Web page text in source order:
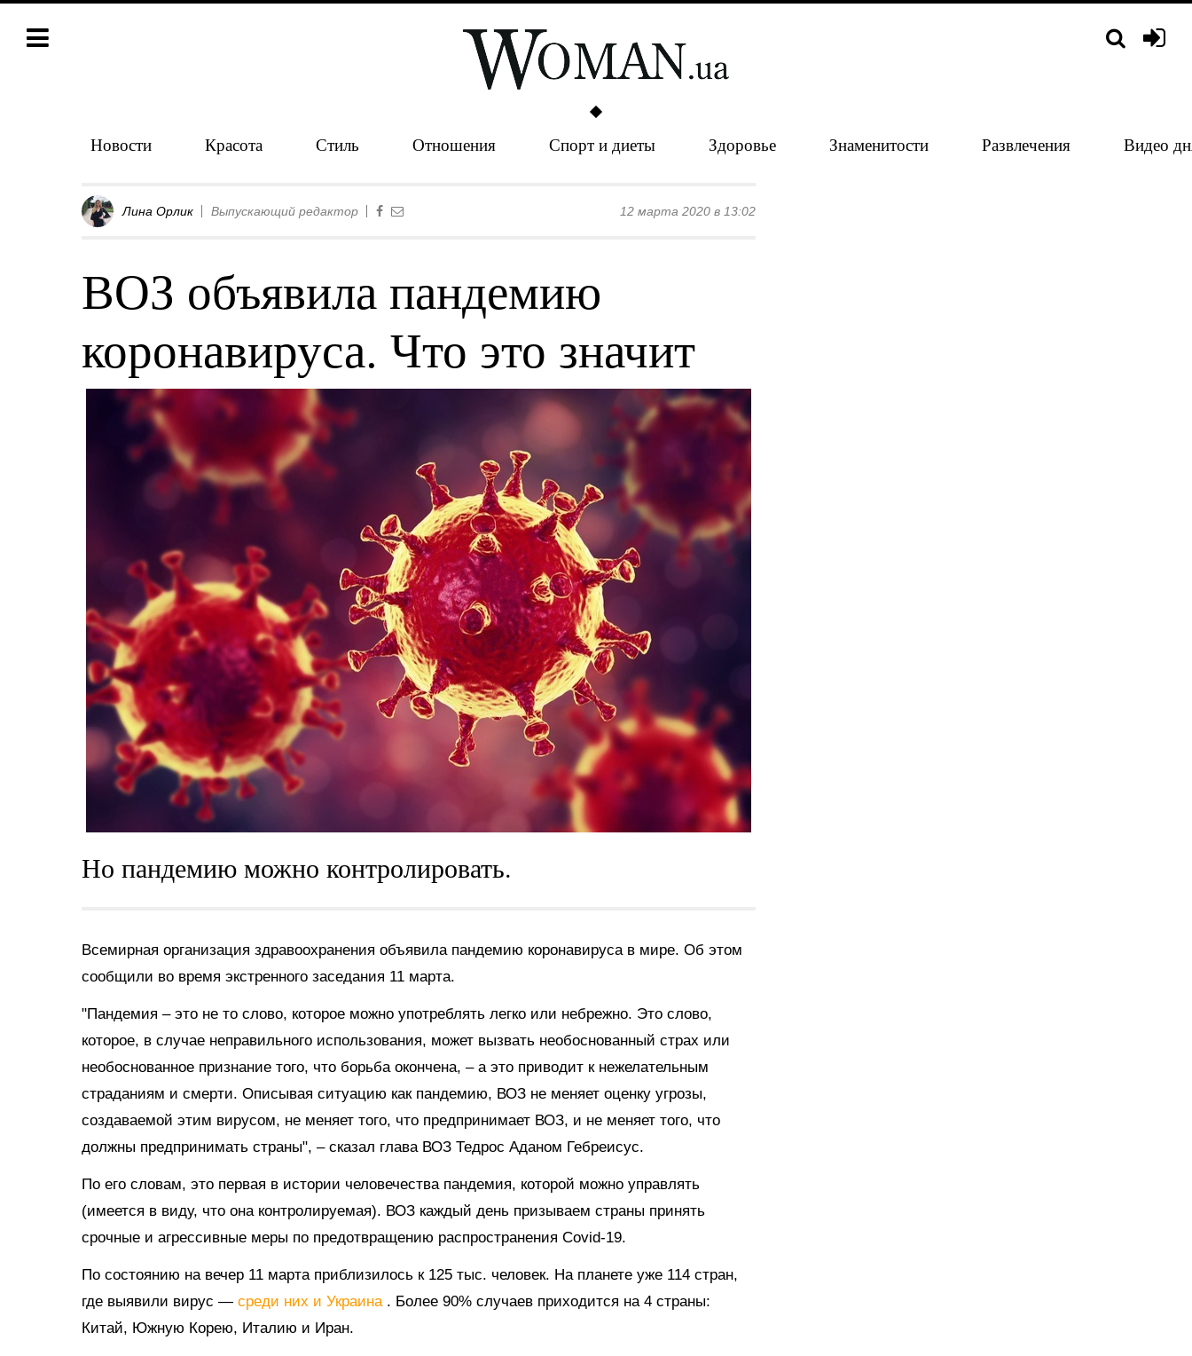
Новости Красота Стиль Отношения Спорт и диеты Здоровье Знаменитости Развлечения Видео
Лина Орлик Выпускающий редактор 12 марта 2020 в 13:02
ВОЗ объявила пандемию
коронавируса. Что это значит
Но пандемию можно контролировать.
Всемирная организация здравоохранения объявила пандемию коронавируса в мире. Об этом
сообщили во время экстренного заседания 11 марта.
"Пандемия – это не то слово, которое можно употреблять легко или небрежно. Это слово,
которое, в случае неправильного использования, может вызвать необоснованный страх или
необоснованное признание того, что борьба окончена, – а это приводит к нежелательным
страданиям и смерти. Описывая ситуацию как пандемию, ВОЗ не меняет оценку угрозы,
создаваемой этим вирусом, не меняет того, что предпринимает ВОЗ, и не меняет того, что
должны предпринимать страны", – сказал глава ВОЗ Тедрос Аданом Гебреисус.
По его словам, это первая в истории человечества пандемия, которой можно управлять
(имеется в виду, что она контролируемая). ВОЗ каждый день призываем страны принять
срочные и агрессивные меры по предотвращению распространения Covid-19.
По состоянию на вечер 11 марта приблизилось к 125 тыс. человек. На планете уже 114 стран,
где выявили вирус — среди них и Украина . Более 90% случаев приходится на 4 страны:
Китай, Южную Корею, Италию и Иран.